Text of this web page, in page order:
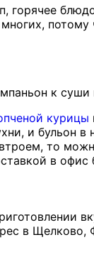
горячее
потому
к
курицы
и бульон
то
в
в